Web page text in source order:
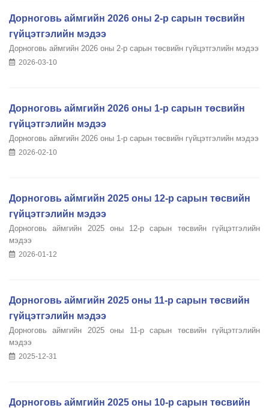
Дорноговь аймгийн 2026 оны 2-р сарын төсвийн
гүйцэтгэлийн мэдээ
Дорноговь аймгийн 2026 оны 2-р сарын төсвийн гүйцэтгэлийн мэдээ
2026-03-10
Дорноговь аймгийн 2026 оны 1-р сарын төсвийн
гүйцэтгэлийн мэдээ
Дорноговь аймгийн 2026 оны 1-р сарын төсвийн гүйцэтгэлийн мэдээ
2026-02-10
Дорноговь аймгийн 2025 оны 12-р сарын төсвийн
гүйцэтгэлийн мэдээ
Дорноговь аймгийн 2025 оны 12-р сарын төсвийн гүйцэтгэлийн
мэдээ
2026-01-12
Дорноговь аймгийн 2025 оны 11-р сарын төсвийн
гүйцэтгэлийн мэдээ
Дорноговь аймгийн 2025 оны 11-р сарын төсвийн гүйцэтгэлийн
мэдээ
2025-12-31
Дорноговь аймгийн 2025 оны 10-р сарын төсвийн